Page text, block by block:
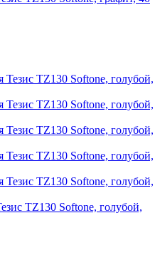
TZ130 Softone, голубой,